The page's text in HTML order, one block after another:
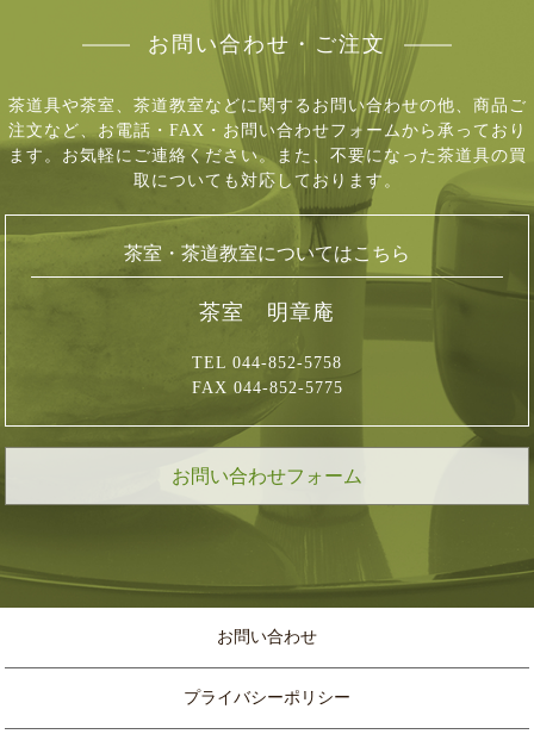
お問い合わせ・ご注文
茶道具や茶室、茶道教室などに関するお問い合わせの他、商品ご
注文など、 お電話・FAX・お問い合わせフォームから承っており
ます。お気軽にご連絡ください。 また、不要になった茶道具の買
取についても対応しております。
茶室・茶道教室についてはこちら
茶室 明章庵
TEL 044-852-5758
FAX 044-852-5775
お問い合わせフォーム
お問い合わせ
プライバシーポリシー